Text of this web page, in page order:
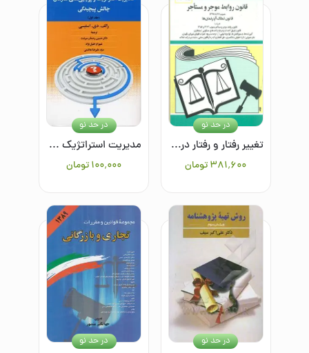
تغییر رفتار و رفتار درمانی/نظریه ها و روش ها
۳۸۱٬۶۰۰تومان
در حد نو
مدیریت استراتژیک و پویایی‌های سازمانی؛ چالش پیچیدگی (جلد اول)
۱۰۰٬۰۰۰تومان
در حد نو
در حد نو در حد نو